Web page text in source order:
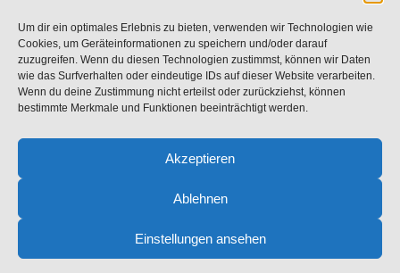
Um dir ein optimales Erlebnis zu bieten, verwenden wir Technologien wie
Cookies, um Geräteinformationen zu speichern und/oder darauf
zuzugreifen. Wenn du diesen Technologien zustimmst, können wir Daten
wie das Surfverhalten oder eindeutige IDs auf dieser Website verarbeiten.
Wenn du deine Zustimmung nicht erteilst oder zurückziehst, können
bestimmte Merkmale und Funktionen beeinträchtigt werden.
Akzeptieren
Ablehnen
Einstellungen ansehen
Über Uns – Wir der FSCK
Unser Revier – der Rursee
Unsere Jugend
Vorstand
Copyright 2024 Ford-Segel-Club Köln e.V.